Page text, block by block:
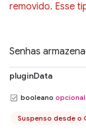
removido. Esse
Senhas
pluginData
booleano opcional
Suspenso desde o